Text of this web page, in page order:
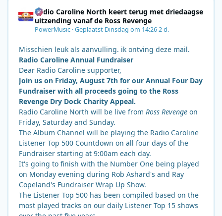
Radio Caroline North keert terug met driedaagse
uitzending vanaf de Ross Revenge
PowerMusic ·Geplaatst Dinsdag om 14:262 d.
Misschien leuk als aanvulling. ik ontving deze mail.
Radio Caroline Annual Fundraiser
Dear Radio Caroline supporter,
Join us on Friday, August 7th for our Annual Four Day
Fundraiser with all proceeds going to the Ross
Revenge Dry Dock Charity Appeal.
Radio Caroline North will be live from Ross Revenge on
Friday, Saturday and Sunday.
The Album Channel will be playing the Radio Caroline
Listener Top 500 Countdown on all four days of the
Fundraiser starting at 9:00am each day.
It's going to finish with the Number One being played
on Monday evening during Rob Ashard's and Ray
Copeland's Fundraiser Wrap Up Show.
The Listener Top 500 has been compiled based on the
most played tracks on our daily Listener Top 15 shows